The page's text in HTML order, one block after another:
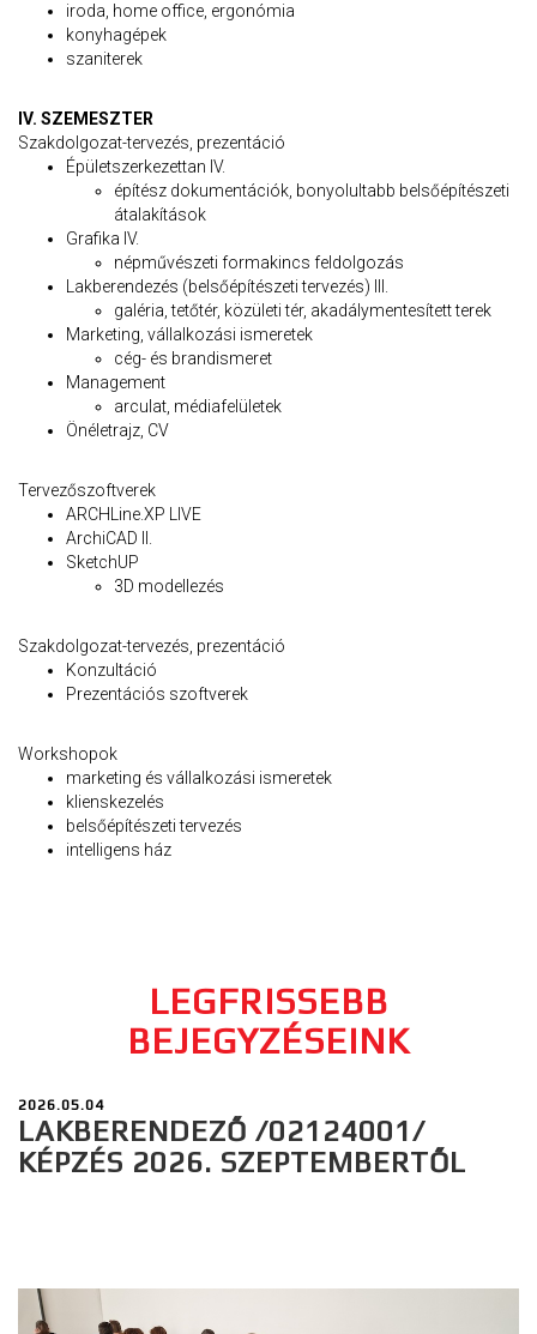
iroda, home office, ergonómia
konyhagépek
szaniterek
IV. SZEMESZTER
Szakdolgozat-tervezés, prezentáció
Épületszerkezettan IV.
építész dokumentációk, bonyolultabb belsőépítészeti
átalakítások
Grafika IV.
népművészeti formakincs feldolgozás
Lakberendezés (belsőépítészeti tervezés) III.
galéria, tetőtér, közületi tér, akadálymentesített terek
Marketing, vállalkozási ismeretek
cég- és brandismeret
Management
arculat, médiafelületek
Önéletrajz, CV
Tervezőszoftverek
ARCHLine.XP LIVE
ArchiCAD II.
SketchUP
3D modellezés
Szakdolgozat-tervezés, prezentáció
Konzultáció
Prezentációs szoftverek
Workshopok
marketing és vállalkozási ismeretek
klienskezelés
belsőépítészeti tervezés
intelligens ház
LEGFRISSEBB
BEJEGYZÉSEINK
2026.05.04
LAKBERENDEZŐ /02124001/
KÉPZÉS 2026. SZEPTEMBERTŐL